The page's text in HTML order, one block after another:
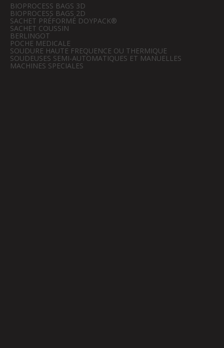
BIOPROCESS BAGS 3D
BIOPROCESS BAGS 2D
SACHET PRÉFORMÉ DOYPACK®
SACHET COUSSIN
BERLINGOT
POCHE MEDICALE
SOUDURE HAUTE FREQUENCE OU THERMIQUE
SOUDEUSES SEMI-AUTOMATIQUES ET MANUELLES
MACHINES SPECIALES